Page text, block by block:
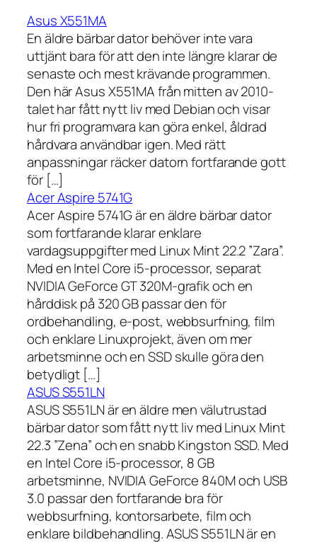
Asus X551MA
En äldre bärbar dator behöver inte vara
uttjänt bara för att den inte längre klarar de
senaste och mest krävande programmen.
Den här Asus X551MA från mitten av 2010-
talet har fått nytt liv med Debian och visar
hur fri programvara kan göra enkel, åldrad
hårdvara användbar igen. Med rätt
anpassningar räcker datorn fortfarande gott
för […]
Acer Aspire 5741G
Acer Aspire 5741G är en äldre bärbar dator
som fortfarande klarar enklare
vardagsuppgifter med Linux Mint 22.2 ”Zara”.
Med en Intel Core i5-processor, separat
NVIDIA GeForce GT 320M-grafik och en
hårddisk på 320 GB passar den för
ordbehandling, e-post, webbsurfning, film
och enklare Linuxprojekt, även om mer
arbetsminne och en SSD skulle göra den
betydligt […]
ASUS S551LN
ASUS S551LN är en äldre men välutrustad
bärbar dator som fått nytt liv med Linux Mint
22.3 ”Zena” och en snabb Kingston SSD. Med
en Intel Core i5-processor, 8 GB
arbetsminne, NVIDIA GeForce 840M och USB
3.0 passar den fortfarande bra för
webbsurfning, kontorsarbete, film och
enklare bildbehandling. ASUS S551LN är en